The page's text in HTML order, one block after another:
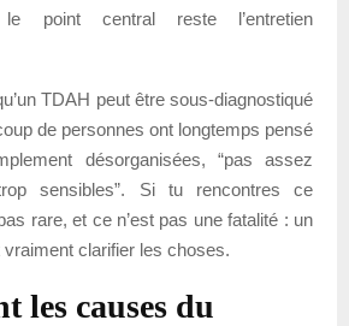
point central reste l’entretien
TDAH peut être sous-diagnostiqué
de personnes ont longtemps pensé
désorganisées, “pas assez
sensibles”. Si tu rencontres ce
rare, et ce n’est pas une fatalité : un
clarifier les choses.
les causes du